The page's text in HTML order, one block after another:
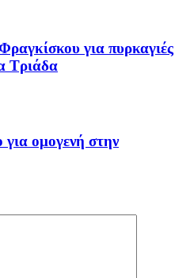
για πυρκαγιές
Τριάδα
για ομογενή στην